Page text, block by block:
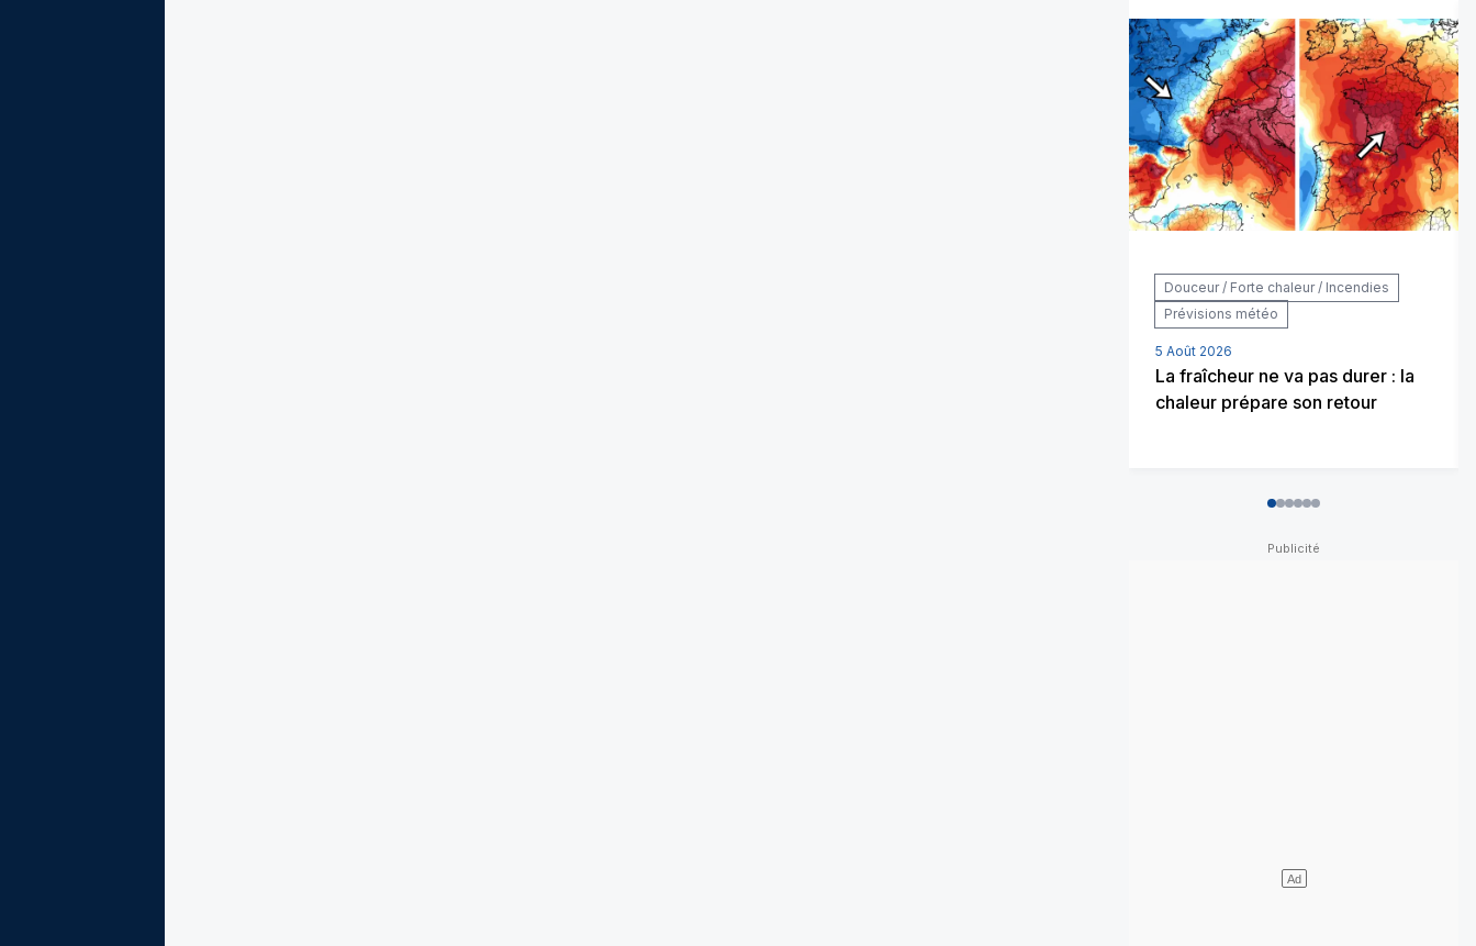
Douceur / Forte chaleur / Incendies
Prévisions météo
5 Août 2026
La fraîcheur ne va pas durer : la
chaleur prépare son retour
012345